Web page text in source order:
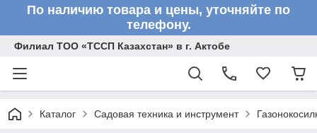
По наличию товара и цены, уточняйте по
телефону.
Филиал ТОО «ТССП Казахстан» в г. Актобе
Каталог Садовая техника и инструмент